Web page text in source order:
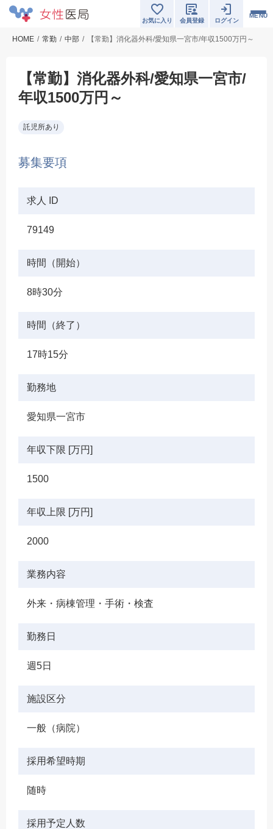
MENU
お気に入り 会員登録 ログイン
HOME 常勤 中部 【常勤】消化器外科/愛知県一宮市/年収1500万円～
【常勤】消化器外科/愛知県一宮市/
年収1500万円～
託児所あり
募集要項
求人 ID
79149
時間（開始）
8時30分
時間（終了）
17時15分
勤務地
愛知県一宮市
年収下限 [万円]
1500
年収上限 [万円]
2000
業務内容
外来・病棟管理・手術・検査
勤務日
週5日
施設区分
一般（病院）
採用希望時期
随時
採用予定人数